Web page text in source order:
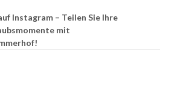
Instagram – Teilen Sie Ihre
mit